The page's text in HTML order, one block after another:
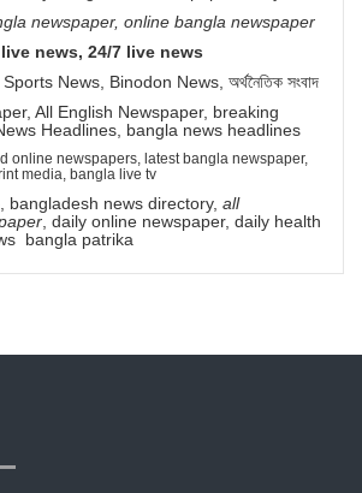
newspaper, online bangla newspaper
news, 24/7 live news
News, Binodon News, অর্থনৈতিক সংবাদ
All English Newspaper, breaking
Headlines, bangla news headlines
online newspapers, latest bangla newspaper,
media, bangla live tv
, bangladesh news directory, all
, daily online newspaper, daily health
bangla patrika